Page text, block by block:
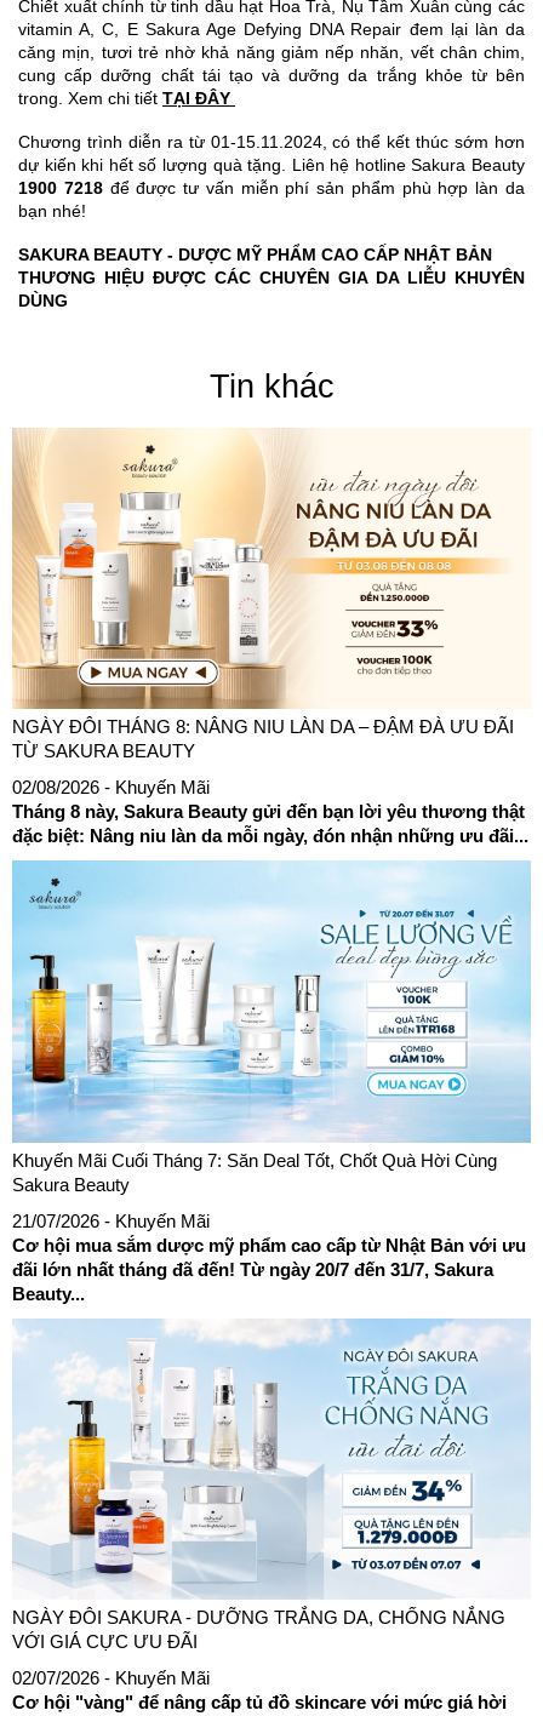
Chiết xuất chính từ tinh dầu hạt Hoa Trà, Nụ Tầm Xuân cùng các
vitamin A, C, E Sakura Age Defying DNA Repair đem lại làn da
căng mịn, tươi trẻ nhờ khả năng giảm nếp nhăn, vết chân chim,
cung cấp dưỡng chất tái tạo và dưỡng da trắng khỏe từ bên
trong. Xem chi tiết TẠI ĐÂY
Chương trình diễn ra từ 01-15.11.2024, có thể kết thúc sớm hơn
dự kiến khi hết số lượng quà tặng. Liên hệ hotline Sakura Beauty
1900 7218 để được tư vấn miễn phí sản phẩm phù hợp làn da
bạn nhé!
SAKURA BEAUTY - DƯỢC MỸ PHẨM CAO CẤP NHẬT BẢN
THƯƠNG HIỆU ĐƯỢC CÁC CHUYÊN GIA DA LIỄU KHUYÊN
DÙNG
Tin khác
NGÀY ĐÔI THÁNG 8: NÂNG NIU LÀN DA – ĐẬM ĐÀ ƯU ĐÃI
TỪ SAKURA BEAUTY
02/08/2026 - Khuyến Mãi
Tháng 8 này, Sakura Beauty gửi đến bạn lời yêu thương thật
đặc biệt: Nâng niu làn da mỗi ngày, đón nhận những ưu đãi...
Khuyến Mãi Cuối Tháng 7: Săn Deal Tốt, Chốt Quà Hời Cùng
Sakura Beauty
21/07/2026 - Khuyến Mãi
Cơ hội mua sắm dược mỹ phẩm cao cấp từ Nhật Bản với ưu
đãi lớn nhất tháng đã đến! Từ ngày 20/7 đến 31/7, Sakura
Beauty...
NGÀY ĐÔI SAKURA - DƯỠNG TRẮNG DA, CHỐNG NẮNG
VỚI GIÁ CỰC ƯU ĐÃI
02/07/2026 - Khuyến Mãi
Cơ hội "vàng" để nâng cấp tủ đồ skincare với mức giá hời